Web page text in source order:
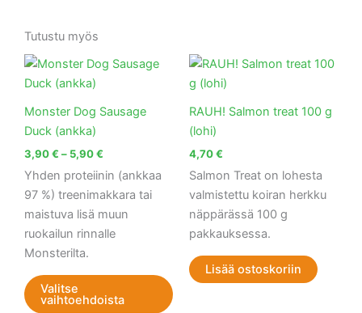
Tutustu myös
Monster Dog Sausage
Duck (ankka)
3,90€ – 5,90€
Hintaluokka:
3,90 €
Yhden proteiinin (ankkaa
97 %) treenimakkara tai
maistuva lisä muun
ruokailun rinnalle
Monsterilta.
Valitse
vaihtoehdoista
Tällä
tuotteella
useampi
muunnelma.
Voit
tehdä
valinnat
tuotteen
sivulla.
RAUH! Salmon treat 100 g
(lohi)
4,70€
Salmon Treat on lohesta
valmistettu koiran herkku
näppärässä 100 g
pakkauksessa.
Lisää ostoskoriin